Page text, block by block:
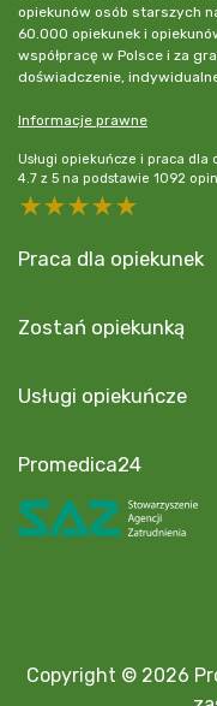
opiekunów osób starszych
60.000 opiekunek i
współpracę w Polsce i za
doświadczenie,
Informacje prawne
Usługi opiekuńcze i praca
4.7 z 5 na podstawie 1092
5 stars
4 stars
3 stars
2 stars
Praca dla opiekunek
Zostań opiekunką
Usługi opiekuńcze
Promedica24
Copyright © 2026